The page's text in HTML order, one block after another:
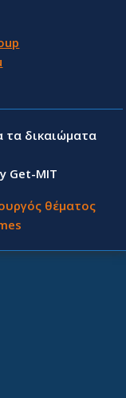
δικαιώματα
Get-MIT
θέματος